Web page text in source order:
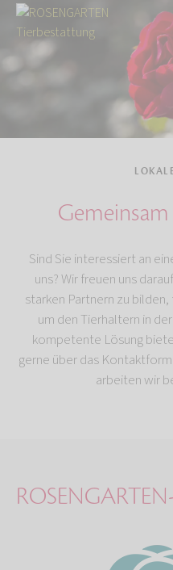
Sind Sie interessiert an
uns? Wir freuen uns
starken Partnern zu
um den Tierhaltern in
kompetente Lösung
gerne über das
arbeiten wir